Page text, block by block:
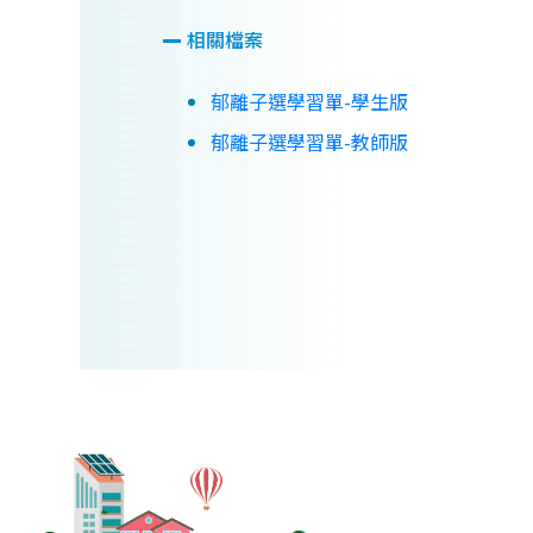
相關檔案
郁離子選學習單-學生版
郁離子選學習單-教師版